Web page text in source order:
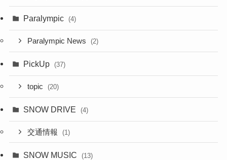
Paralympic (4)
Paralympic News (2)
PickUp (37)
topic (20)
SNOW DRIVE (4)
交通情報 (1)
SNOW MUSIC (13)